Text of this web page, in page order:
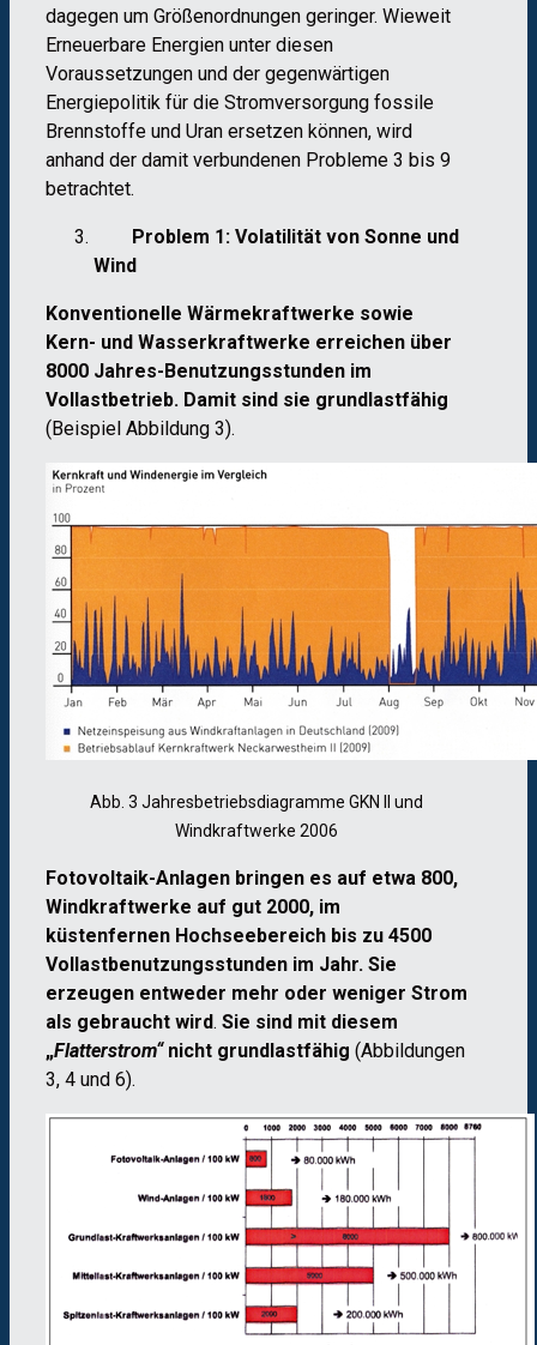
dagegen um Größenordnungen geringer. Wieweit
Erneuerbare Energien unter diesen
Voraussetzungen und der gegenwärtigen
Energiepolitik für die Stromversorgung fossile
Brennstoffe und Uran ersetzen können, wird
anhand der damit verbundenen Probleme 3 bis 9
betrachtet.
Problem 1: Volatilität von Sonne und
Wind
Konventionelle Wärmekraftwerke sowie
Kern- und Wasserkraftwerke erreichen über
8000 Jahres-Benutzungsstunden im
Vollastbetrieb. Damit sind sie grundlastfähig
(Beispiel Abbildung 3).
Abb. 3 Jahresbetriebsdiagramme GKN II und
Windkraftwerke 2006
Fotovoltaik-Anlagen bringen es auf etwa 800,
Windkraftwerke auf gut 2000, im
küstenfernen Hochseebereich bis zu 4500
Vollastbenutzungsstunden im Jahr. Sie
erzeugen entweder mehr oder weniger Strom
als gebraucht wird. Sie sind mit diesem
„Flatterstrom“nicht grundlastfähig (Abbildungen
3, 4 und 6).